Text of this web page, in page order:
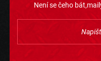
Není se čeho